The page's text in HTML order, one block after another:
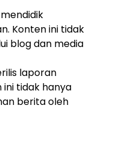
Konten ini tidak
blog dan media
laporan
ini tidak hanya
berita oleh